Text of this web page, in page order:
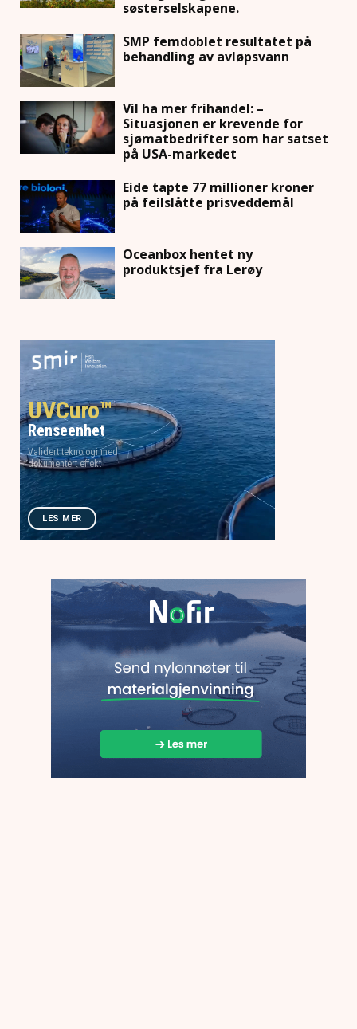
søsterselskapene.
SMP femdoblet resultatet på
behandling av avløpsvann
Vil ha mer frihandel: –
Situasjonen er krevende for
sjømatbedrifter som har satset
på USA-markedet
Eide tapte 77 millioner kroner
på feilslåtte prisveddemål
Oceanbox hentet ny
produktsjef fra Lerøy